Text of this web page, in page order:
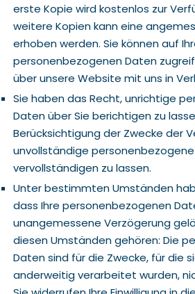
erste Kopie wird kostenlos zur
weitere Kopien kann eine
erhoben werden. Sie können auf
personenbezogenen Daten
über unsere Website mit uns in
Sie haben das Recht, unrichtige
Daten über Sie berichtigen zu
Berücksichtigung der Zwecke der
unvollständige
vervollständigen zu lassen.
Unter bestimmten Umständen
dass Ihre personenbezogenen
unangemessene Verzögerung
diesen Umständen gehören: Die
Daten sind für die Zwecke, für die
anderweitig verarbeitet wurden,